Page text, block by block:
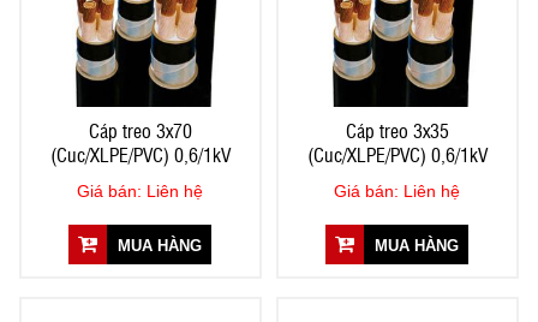
Cáp treo 3x70
(Cuc/XLPE/PVC) 0,6/1kV
Giá bán: Liên hệ
MUA HÀNG
Cáp treo 3x35
(Cuc/XLPE/PVC) 0,6/1kV
Giá bán: Liên hệ
MUA HÀNG